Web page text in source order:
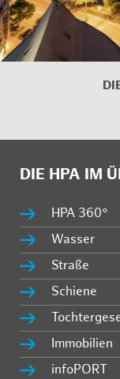
DIE HPA IM
HPA 360°
Wasser
Straße
Schiene
Immobilien
infoPORT